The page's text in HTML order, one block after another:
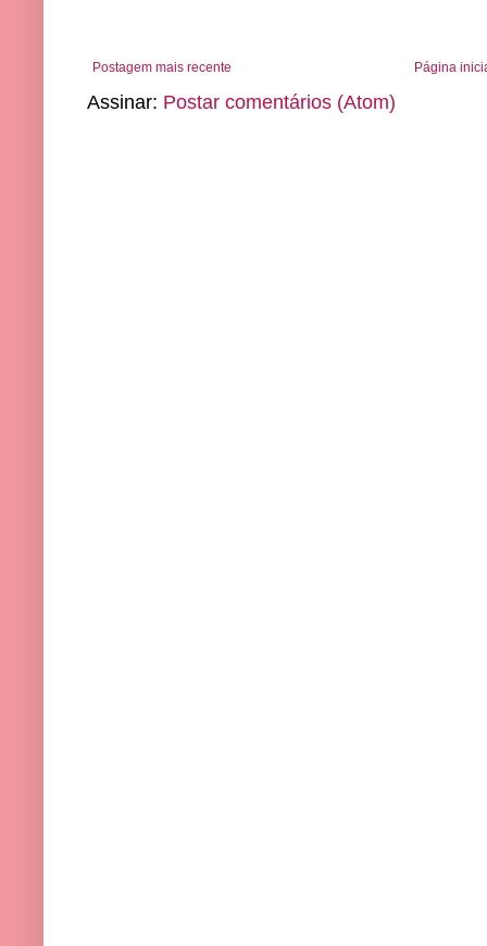
Postagem mais recente Página
Assinar: Postar comentários (Atom)